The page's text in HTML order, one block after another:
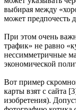
выбирая между
может предпочесть
При этом очень
трафик» не равно
нессимметричные
экономической
Вот пример
карты взят с сайта
изобретения).